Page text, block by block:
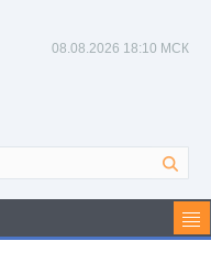
08.08.2026 18:10 МСК